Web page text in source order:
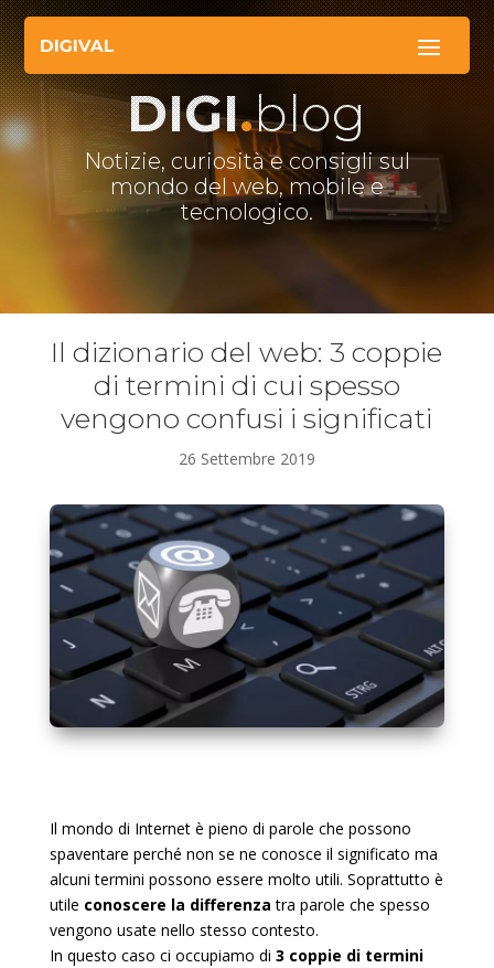
DIGI.blog
Notizie, curiosità e consigli sul
mondo del web, mobile e
tecnologico.
Il dizionario del web: 3 coppie
di termini di cui spesso
vengono confusi i significati
26 Settembre 2019
Il mondo di Internet è pieno di parole che possono
spaventare perché non se ne conosce il significato ma
alcuni termini possono essere molto utili. Soprattutto è
utile conoscere la differenza tra parole che spesso
vengono usate nello stesso contesto.
In questo caso ci occupiamo di 3 coppie di termini